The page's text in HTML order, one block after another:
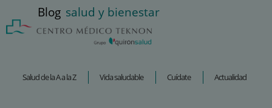
Blog salud y bienestar
Salud de la A a la Z Vida saludable Cuídate Actualidad